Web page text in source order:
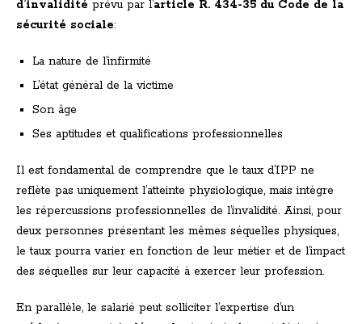
d’invalidité prévu par l’article R. 434-35 du Code de la
sécurité sociale:
La nature de l’infirmité
L’état général de la victime
Son âge
Ses aptitudes et qualifications professionnelles
Il est fondamental de comprendre que le taux d’IPP ne
reflète pas uniquement l’atteinte physiologique, mais intègre
les répercussions professionnelles de l’invalidité. Ainsi, pour
deux personnes présentant les mêmes séquelles physiques,
le taux pourra varier en fonction de leur métier et de l’impact
des séquelles sur leur capacité à exercer leur profession.
En parallèle, le salarié peut solliciter l’expertise d’un